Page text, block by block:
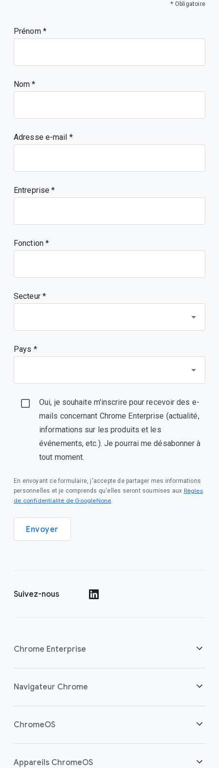
* Obligatoire
Prénom
Nom
Adresse e-mail
Entreprise
Fonction
Secteur *
Pays *
Oui, je souhaite m'inscrire pour recevoir des e-
mails concernant Chrome Enterprise (actualité,
informations sur les produits et les
événements, etc.). Je pourrai me désabonner à
tout moment.
En envoyant ce formulaire, j'accepte de partager mes informations
personnelles et je comprends qu'elles seront soumises aux Règles
de confidentialité de GoogleNone.
Envoyer
Suivez-nous
Chrome Enterprise
Sécurité
Navigateur Chrome
Aperçu
ChromeOS
Aperçu
Appareils ChromeOS